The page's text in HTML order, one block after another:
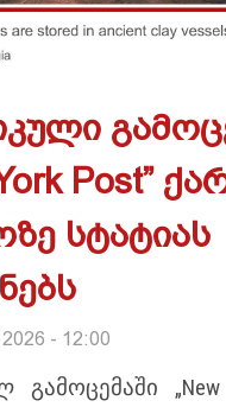
Post”
სტატიას
- 12:00
გამოცემაში „New